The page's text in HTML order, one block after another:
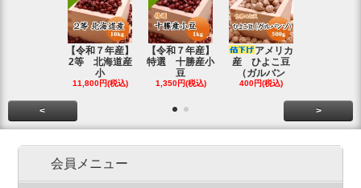
【令和７年産】
2等 北海道産
小
11,800円(税込)
【令和７年産】
特選 十勝産小
豆
1,350円(税込)
アメリカ
産 ひよこ豆
（ガルバン
400円(税込)
< >
会員メニュー